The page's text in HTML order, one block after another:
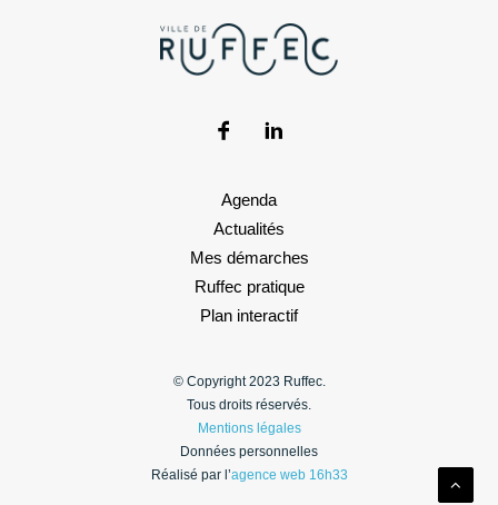
Agenda
Actualités
Mes démarches
Ruffec pratique
Plan interactif
© Copyright 2023 Ruffec.
Tous droits réservés.
Mentions légales
Données personnelles
Réalisé par l’agence web 16h33